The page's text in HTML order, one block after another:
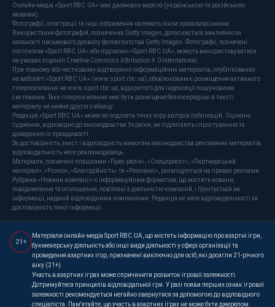
Онлайн-медіа «Sport RBC.UA» має двомовну версію (українською та російською
мовами).
Фотографії, ілюстрації та інші зображення належать їхнім правовласникам.
Використання фотографій, позначених Getty Images, допускається виключно за
наявності письмового дозволу фотоагентства Getty Images. Фотографії, позначені
логотипом «Sport RBC.UA» або підписані «Sport RBC.UA», можуть використовуватися
на умовах ліцензії Creative Commons Attribution 4.0 International.
При повному або частковому відтворенні інформаційних матеріалів, опублікованих
на вебсайті «Sport RBC.UA» (www.sport.rbc.ua), обов'язковим є розміщення активного
гіперпосилання на www.sport.rbc.ua, відкритого для індексації пошуковими
системами. Таке гіперпосилання має бути розміщене безпосередньо в тексті
матеріалу не нижче другого абзацу.
Редакція «Sport RBC.UA» може не поділяти точку зору авторів публікацій. Оціночні
судження, відповідно до законодавства України, не підлягають спростуванню та
доведенню їх правдивості.
За достовірність, зміст і відповідність вимогам законодавства рекламних матеріалів
відповідальність несе рекламодавець.
Матеріали, позначені плашками «Прес-реліз», «Спецпроєкт», «Партнерський
матеріал», «Promo», «Благодійність» та «Резонанс», розміщуються на правах реклами.
Рубрика «Новини компанії» є інформаційним форматом, що містить новини,
повідомлення та оголошення, пов'язані з діяльністю компаній, і ґрунтується на
інформації, наданій відповідними компаніями. Редакція не несе відповідальності за
достовірність такої інформації.
21+
Матеріали онлайн-медіа Sport RBC.UA, що містять інформацію про азартні ігри,
букмекерську діяльність або інші види діяльності у сфері організації та
проведення азартних ігор, призначені виключно для осіб, які досягли 21-річного
віку (21+).
Участь в азартних іграх може спричинити розвиток ігрової залежності.
Дотримуйтеся принципів відповідальної гри. У разі появи перших ознак ігрової
залежності рекомендується негайно звернутися за допомогою до відповідного
спеціаліста. Пам'ятайте, що участь в азартних іграх не може бути джерелом